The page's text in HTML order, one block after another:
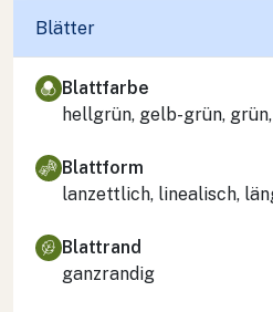
Blätter
Blattfarbe
hellgrün, gelb-grün,
Blattform
lanzettlich, linealisch,
Blattrand
ganzrandig